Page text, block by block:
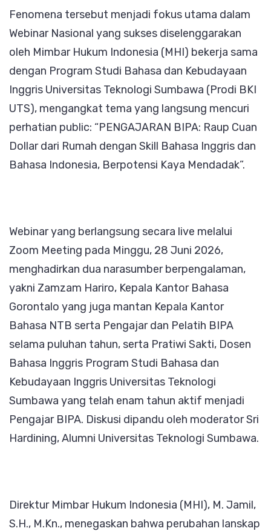
Fenomena tersebut menjadi fokus utama dalam
Webinar Nasional yang sukses diselenggarakan
oleh Mimbar Hukum Indonesia (MHI) bekerja sama
dengan Program Studi Bahasa dan Kebudayaan
Inggris Universitas Teknologi Sumbawa (Prodi BKI
UTS), mengangkat tema yang langsung mencuri
perhatian public: “PENGAJARAN BIPA: Raup Cuan
Dollar dari Rumah dengan Skill Bahasa Inggris dan
Bahasa Indonesia, Berpotensi Kaya Mendadak”.
Webinar yang berlangsung secara live melalui
Zoom Meeting pada Minggu, 28 Juni 2026,
menghadirkan dua narasumber berpengalaman,
yakni Zamzam Hariro, Kepala Kantor Bahasa
Gorontalo yang juga mantan Kepala Kantor
Bahasa NTB serta Pengajar dan Pelatih BIPA
selama puluhan tahun, serta Pratiwi Sakti, Dosen
Bahasa Inggris Program Studi Bahasa dan
Kebudayaan Inggris Universitas Teknologi
Sumbawa yang telah enam tahun aktif menjadi
Pengajar BIPA. Diskusi dipandu oleh moderator Sri
Hardining, Alumni Universitas Teknologi Sumbawa.
Direktur Mimbar Hukum Indonesia (MHI), M. Jamil,
S.H., M.Kn., menegaskan bahwa perubahan lanskap